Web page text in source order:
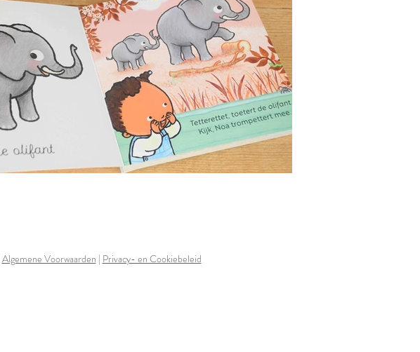
Algemene Voorwaarden | Privacy- en Cookiebeleid